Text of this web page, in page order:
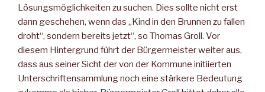
Lösungsmöglichkeiten zu suchen. Dies sollte nicht erst
dann geschehen, wenn das „Kind in den Brunnen zu fallen
droht“, sondern bereits jetzt“, so Thomas Groll. Vor
diesem Hintergrund führt der Bürgermeister weiter aus,
dass aus seiner Sicht der von der Kommune initiierten
Unterschriftensammlung noch eine stärkere Bedeutung